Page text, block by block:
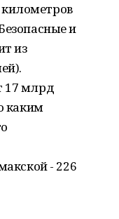
и
из
17 млрд
каким
- 226